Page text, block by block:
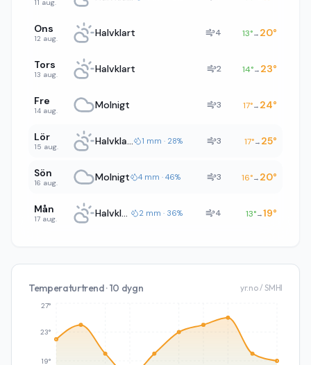
11 aug.
Ons
12 aug. Halvklart 4 13°→ 20°
Tors
13 aug. Halvklart 2 14°→ 23°
Fre
14 aug. Molnigt 3 17°→ 24°
Lör
15 aug. Halvklart 1 mm · 28% 3 17°→ 25°
Sön
16 aug. Molnigt 4 mm · 46% 3 16°→ 20°
Mån
17 aug. Halvklart 2 mm · 36% 4 13°→19°
Temperaturtrend · 10 dygn yr.no / SMHI
19°
23°
27°